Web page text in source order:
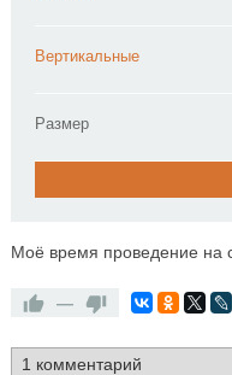
Вертикальные
Размер
Моё время проведение на
—